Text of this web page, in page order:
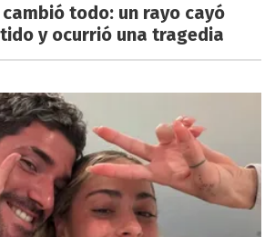
todo: un rayo cayó
y ocurrió una tragedia